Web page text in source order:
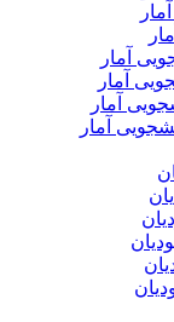
آمار
آمار
آمار
آمار